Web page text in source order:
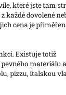
které jste tam
každé dovolené
cena je
Existuje totiž
materiálu
pizzu, italskou